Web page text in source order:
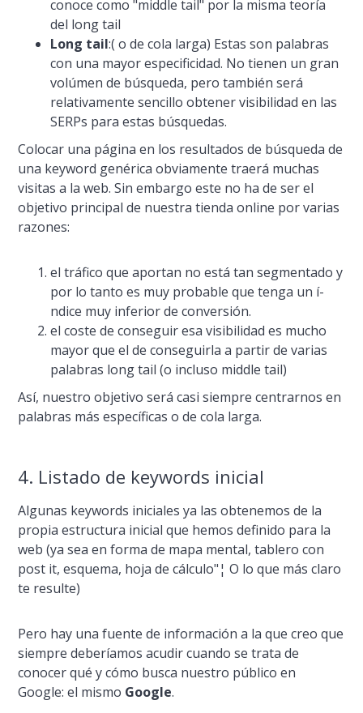
conoce como "middle tail" por la misma teorí­a
del long tail
Long tail:( o de cola larga) Estas son palabras
con una mayor especificidad. No tienen un gran
volúmen de búsqueda, pero también será
relativamente sencillo obtener visibilidad en las
SERPs para estas búsquedas.
Colocar una página en los resultados de búsqueda de
una keyword genérica obviamente traerá muchas
visitas a la web. Sin embargo este no ha de ser el
objetivo principal de nuestra tienda online por varias
razones:
el tráfico que aportan no está tan segmentado y
por lo tanto es muy probable que tenga un í­
ndice muy inferior de conversión.
el coste de conseguir esa visibilidad es mucho
mayor que el de conseguirla a partir de varias
palabras long tail (o incluso middle tail)
Así­, nuestro objetivo será casi siempre centrarnos en
palabras más especí­ficas o de cola larga.
4. Listado de keywords inicial
Algunas keywords iniciales ya las obtenemos de la
propia estructura inicial que hemos definido para la
web (ya sea en forma de mapa mental, tablero con
post it, esquema, hoja de cálculo"¦ O lo que más claro
te resulte)
Pero hay una fuente de información a la que creo que
siempre deberí­amos acudir cuando se trata de
conocer qué y cómo busca nuestro público en
Google: el mismo Google.